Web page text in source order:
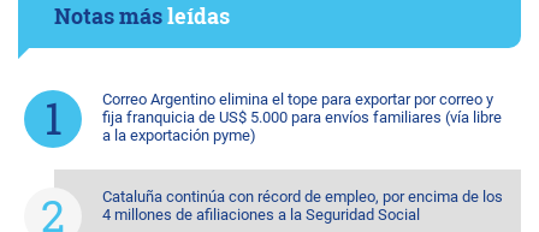
Notas másleídas
Correo Argentino elimina el tope para exportar por correo y
fija franquicia de US$ 5.000 para envíos familiares (vía libre
a la exportación pyme)
Cataluña continúa con récord de empleo, por encima de los
4 millones de afiliaciones a la Seguridad Social